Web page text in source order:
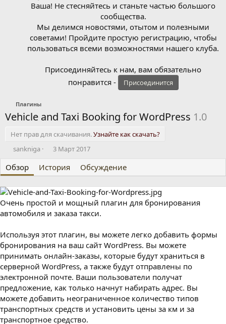
Ваша! Не стесняйтесь и станьте частью большого
сообщества.
Мы делимся новостями, отытом и полезными
советами! Пройдите простую регистрацию, чтобы
пользоваться всеми возможностями нашего клуба.
Присоединяйтесь к нам, вам обязательно
понравится -
Присоединится
Плагины
Vehicle and Taxi Booking for WordPress 1.0
Нет прав для скачивания.Узнайте как скачать?
А
т
о
р
sankniga
Д
т
а
с
о
з
д
и
я
3 Март 2017
Обзор История Обсуждение
Очень простой и мощный плагин для бронирования
автомобиля и заказа такси.
Используя этот плагин, вы можете легко добавить формы
бронирования на ваш сайт WordPress. Вы можете
принимать онлайн-заказы, которые будут храниться в
серверной WordPress, а также будут отправлены по
электронной почте. Ваши пользователи получат
предложение, как только начнут набирать адрес. Вы
можете добавить неограниченное количество типов
транспортных средств и установить цены за км и за
транспортное средство.